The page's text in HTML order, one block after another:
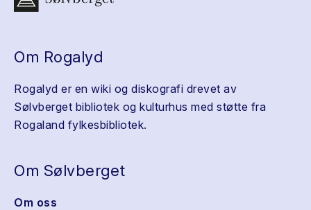
Om Rogalyd
Rogalyd er en wiki og diskografi drevet av
Sølvberget bibliotek og kulturhus med støtte fra
Rogaland fylkesbibliotek.
Om Sølvberget
Om oss